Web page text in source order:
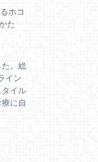
ホコ
た
。総
イン
イル
に自